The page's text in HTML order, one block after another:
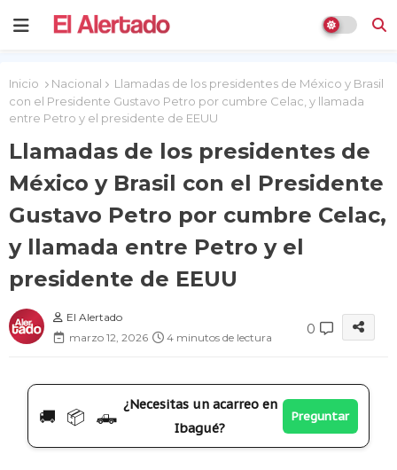
Inicio Nacional
Llamadas de los presidentes de México y Brasil
con el Presidente Gustavo Petro por cumbre Celac, y llamada
entre Petro y el presidente de EEUU
Llamadas de los presidentes de
México y Brasil con el Presidente
Gustavo Petro por cumbre Celac,
y llamada entre Petro y el
presidente de EEUU
El Alertado
marzo 12, 2026
4 minutos de lectura
0
🚚 📦 🛻
¿Necesitas un acarreo en
Ibagué?
Preguntar